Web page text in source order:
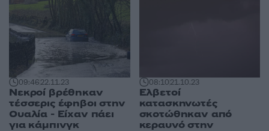
09:4622.11.23
Νεκροί βρέθηκαν
τέσσερις έφηβοι στην
Ουαλία - Είχαν πάει
για κάμπινγκ
08:1021.10.23
Ελβετοί
κατασκηνωτές
σκοτώθηκαν από
κεραυνό στην